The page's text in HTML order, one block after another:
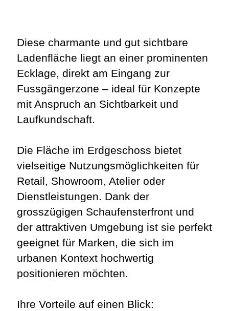
Diese charmante und gut sichtbare
Ladenfläche liegt an einer prominenten
Ecklage, direkt am Eingang zur
Fussgängerzone – ideal für Konzepte
mit Anspruch an Sichtbarkeit und
Laufkundschaft.
Die Fläche im Erdgeschoss bietet
vielseitige Nutzungsmöglichkeiten für
Retail, Showroom, Atelier oder
Dienstleistungen. Dank der
grosszügigen Schaufensterfront und
der attraktiven Umgebung ist sie perfekt
geeignet für Marken, die sich im
urbanen Kontext hochwertig
positionieren möchten.
Ihre Vorteile auf einen Blick: